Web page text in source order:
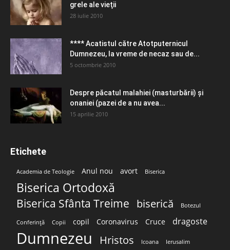
grele ale vieţii
28 iulie 2010
**** Acatistul către Atotputernicul
Dumnezeu, la vreme de necaz sau de...
5 octombrie 2010
Despre păcatul malahiei (masturbării) şi
onaniei (pazei de a nu avea...
15 aprilie 2010
Etichete
Academia de Teologie Anul nou avort Biserica
Biserica Ortodoxă
Biserica Sfânta Treime biserică Botezul
Conferință Copii copil Coronavirus Cruce dragoste
Dumnezeu Hristos Icoana Ierusalim